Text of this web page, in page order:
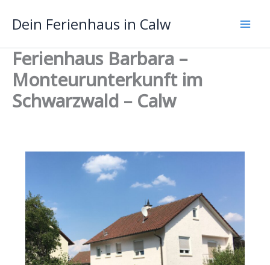
InhaltDein Ferienhaus in Calw
Ferienhaus Barbara –
Monteurunterkunft im
Schwarzwald – Calw